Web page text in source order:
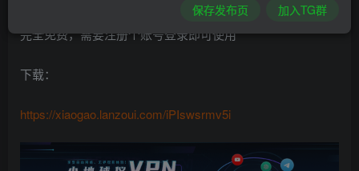
完全免费，需要注册个账号登录即可使用
下载：
https://xiaogao.lanzoui.com/iPIswsrmv5i
保存发布页 加入TG群